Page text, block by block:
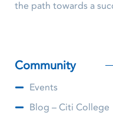
the path towards a
Community
Events
Blog – Citi College